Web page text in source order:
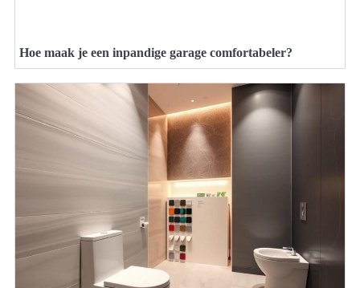
Hoe maak je een inpandige garage comfortabeler?